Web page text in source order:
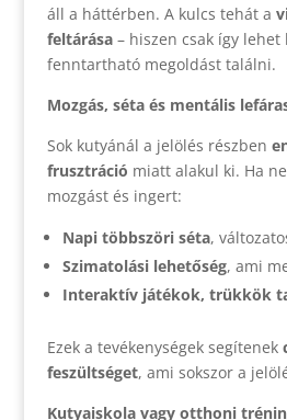
áll a háttérben. A kulcs tehát a
feltárása– hiszen csak így lehet
fenntartható megoldást találni.
Mozgás, séta és mentális
Sok kutyánál a jelölés részben
frusztráció miatt alakul ki. Ha
mozgást és ingert:
Napi többszöri séta,
Szimatolási lehetőség, ami
Interaktív játékok, trükkök
Ezek a tevékenységek segítenek
feszültséget, ami sokszor a
Kutyaiskola vagy otthoni